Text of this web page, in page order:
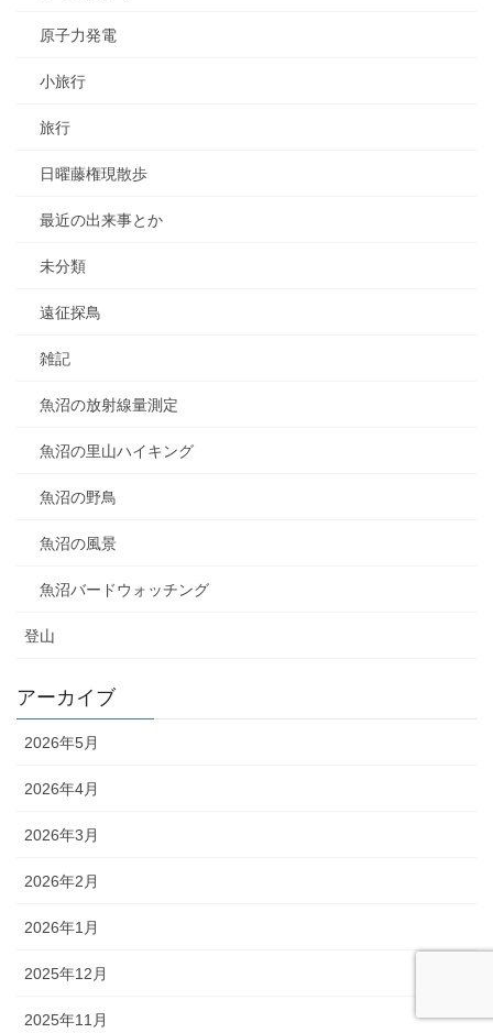
原子力発電
小旅行
旅行
日曜藤権現散歩
最近の出来事とか
未分類
遠征探鳥
雑記
魚沼の放射線量測定
魚沼の里山ハイキング
魚沼の野鳥
魚沼の風景
魚沼バードウォッチング
登山
アーカイブ
2026年5月
2026年4月
2026年3月
2026年2月
2026年1月
2025年12月
2025年11月